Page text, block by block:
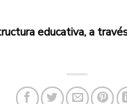
educativa, a